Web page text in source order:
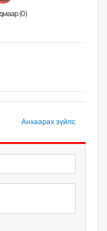
Үзэн ядмаар (0)
Анхаарах зүйлс